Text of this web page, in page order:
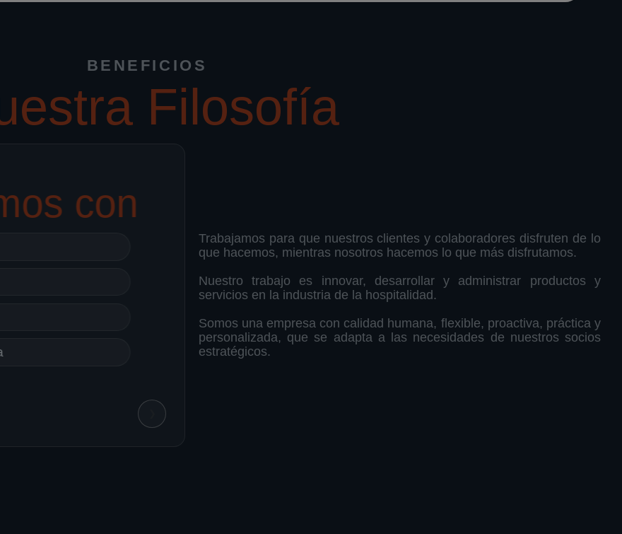
BENEFICIOS
Filosofía
con
Oportunidades de Crecimiento y Desarrollo
Descuentos en Hoteles y Restaurantes del Grupo
Cultura basada en Valores
Trabajamos para que nuestros clientes y colaboradores disfruten de lo
que hacemos, mientras nosotros hacemos lo que más disfrutamos.
Nuestro trabajo es innovar, desarrollar y administrar productos y
servicios en la industria de la hospitalidad.
Somos una empresa con calidad humana, flexible, proactiva, práctica y
personalizada, que se adapta a las necesidades de nuestros socios
estratégicos.